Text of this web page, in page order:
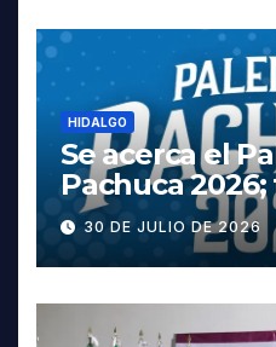
HIDALGO
Se acerca el
Pachuca
cartelera
fechas y los
30 DE JULIO DE 2026